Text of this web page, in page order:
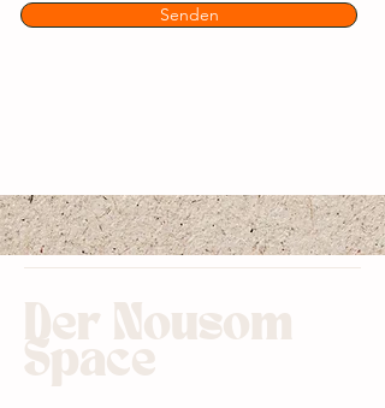
Senden
Der Nousom
Space